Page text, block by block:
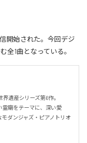
信開始された。今回デジ
全1曲となっている。
界遺産シリーズ第6作。
霊廟をテーマに、深い愛
ダンジャズ・ピアノトリオ